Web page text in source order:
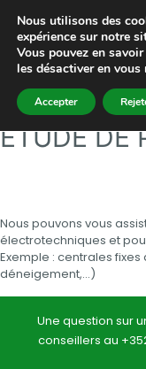
ÉTUDE DE
Nous pouvons vous
électrotechniques et
Exemple : centrales
déneigement,…)
Une question sur
conseillers au
Nous utilisons des
expérience sur notre
Vous pouvez en
les désactiver en
Accepter